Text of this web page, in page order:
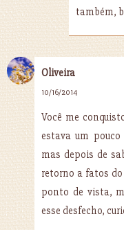
também,
Oliveira
10/16/2014
Você me
estava um
mas depois de
retorno a fatos
ponto de vista,
esse desfecho,